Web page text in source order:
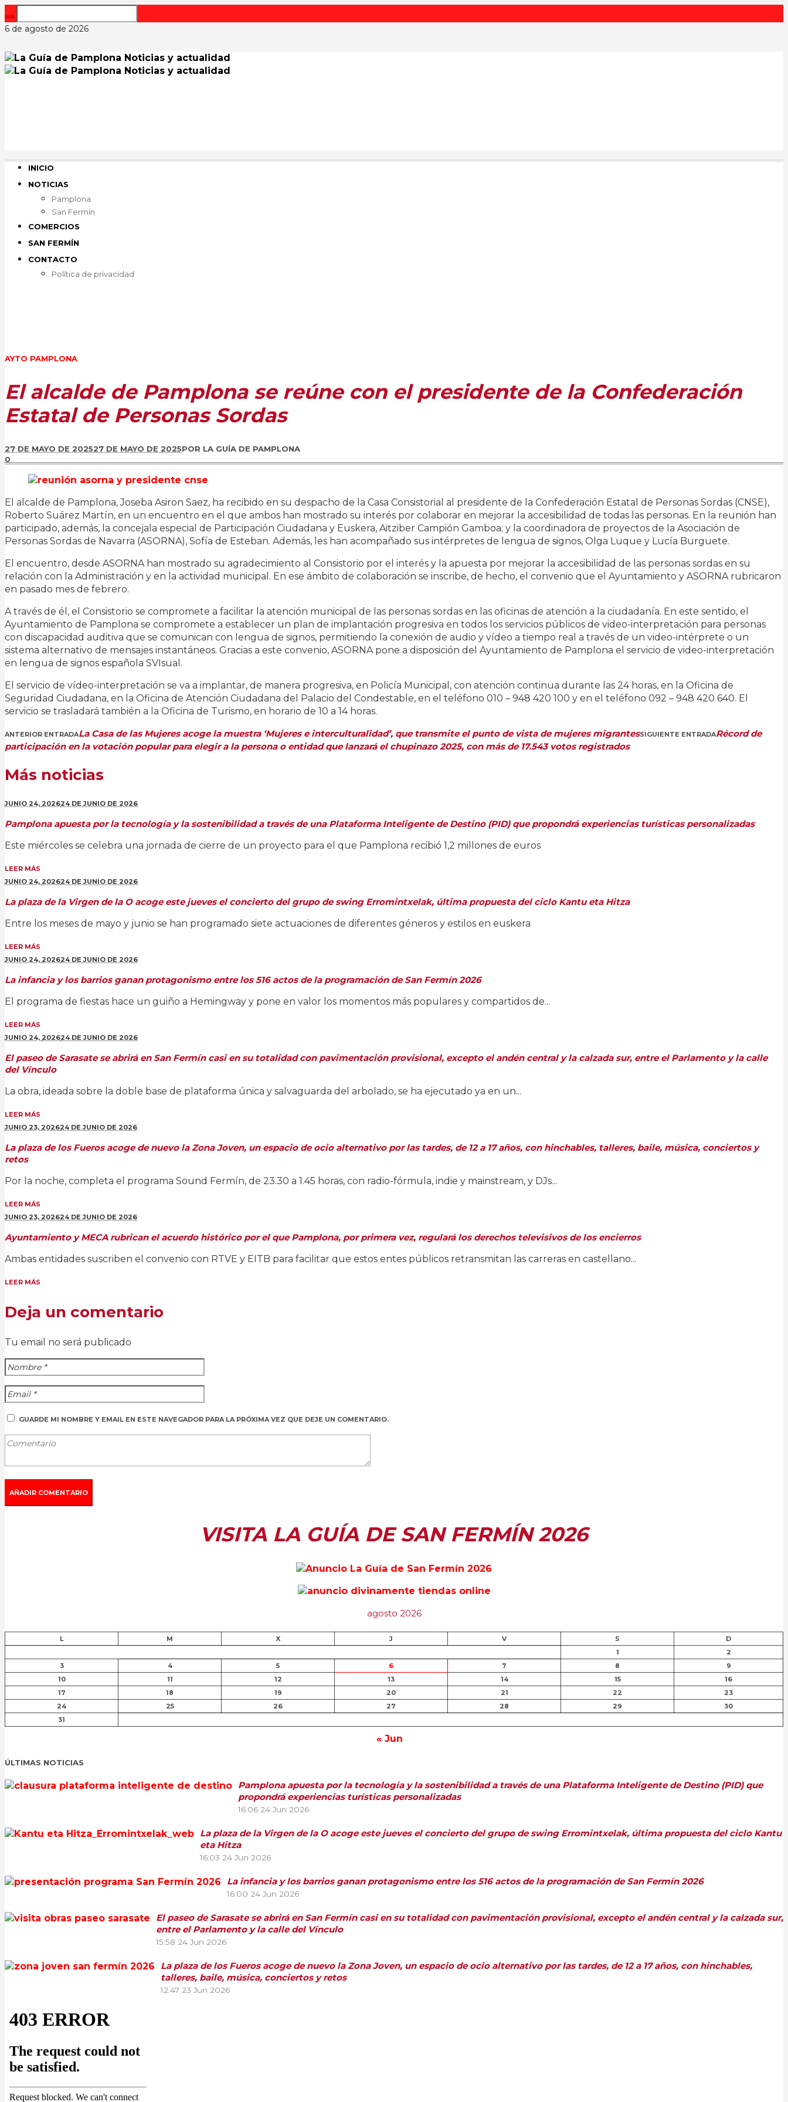
6 de agosto de 2026
INICIO
NOTICIAS
Pamplona
San Fermín
COMERCIOS
SAN FERMÍN
CONTACTO
Política de privacidad
AYTO PAMPLONA
El alcalde de Pamplona se reúne con el presidente de la Confederación
Estatal de Personas Sordas
27 DE MAYO DE 202527 DE MAYO DE 2025POR LA GUÍA DE PAMPLONA
0
El alcalde de Pamplona, Joseba Asiron Saez, ha recibido en su despacho de la Casa Consistorial al presidente de la Confederación Estatal de Personas Sordas (CNSE),
Roberto Suárez Martín, en un encuentro en el que ambos han mostrado su interés por colaborar en mejorar la accesibilidad de todas las personas. En la reunión han
participado, además, la concejala especial de Participación Ciudadana y Euskera, Aitziber Campión Gamboa; y la coordinadora de proyectos de la Asociación de
Personas Sordas de Navarra (ASORNA), Sofía de Esteban. Además, les han acompañado sus intérpretes de lengua de signos, Olga Luque y Lucía Burguete.
El encuentro, desde ASORNA han mostrado su agradecimiento al Consistorio por el interés y la apuesta por mejorar la accesibilidad de las personas sordas en su
relación con la Administración y en la actividad municipal. En ese ámbito de colaboración se inscribe, de hecho, el convenio que el Ayuntamiento y ASORNA rubricaron
en pasado mes de febrero.
A través de él, el Consistorio se compromete a facilitar la atención municipal de las personas sordas en las oficinas de atención a la ciudadanía. En este sentido, el
Ayuntamiento de Pamplona se compromete a establecer un plan de implantación progresiva en todos los servicios públicos de video-interpretación para personas
con discapacidad auditiva que se comunican con lengua de signos, permitiendo la conexión de audio y vídeo a tiempo real a través de un video-intérprete o un
sistema alternativo de mensajes instantáneos. Gracias a este convenio, ASORNA pone a disposición del Ayuntamiento de Pamplona el servicio de video-interpretación
en lengua de signos española SVIsual.
El servicio de vídeo-interpretación se va a implantar, de manera progresiva, en Policía Municipal, con atención continua durante las 24 horas, en la Oficina de
Seguridad Ciudadana, en la Oficina de Atención Ciudadana del Palacio del Condestable, en el teléfono 010 – 948 420 100 y en el teléfono 092 – 948 420 640. El
servicio se trasladará también a la Oficina de Turismo, en horario de 10 a 14 horas.
ANTERIOR ENTRADALa Casa de las Mujeres acoge la muestra ‘Mujeres e interculturalidad’, que transmite el punto de vista de mujeres migrantesSIGUIENTE ENTRADARécord de
participación en la votación popular para elegir a la persona o entidad que lanzará el chupinazo 2025, con más de 17.543 votos registrados
Más noticias
JUNIO 24, 202624 DE JUNIO DE 2026
Pamplona apuesta por la tecnología y la sostenibilidad a través de una Plataforma Inteligente de Destino (PID) que propondrá experiencias turísticas personalizadas
Este miércoles se celebra una jornada de cierre de un proyecto para el que Pamplona recibió 1,2 millones de euros
LEER MÁS
JUNIO 24, 202624 DE JUNIO DE 2026
La plaza de la Virgen de la O acoge este jueves el concierto del grupo de swing Erromintxelak, última propuesta del ciclo Kantu eta Hitza
Entre los meses de mayo y junio se han programado siete actuaciones de diferentes géneros y estilos en euskera
LEER MÁS
JUNIO 24, 202624 DE JUNIO DE 2026
La infancia y los barrios ganan protagonismo entre los 516 actos de la programación de San Fermín 2026
El programa de fiestas hace un guiño a Hemingway y pone en valor los momentos más populares y compartidos de...
LEER MÁS
JUNIO 24, 202624 DE JUNIO DE 2026
El paseo de Sarasate se abrirá en San Fermín casi en su totalidad con pavimentación provisional, excepto el andén central y la calzada sur, entre el Parlamento y la calle
del Vínculo
La obra, ideada sobre la doble base de plataforma única y salvaguarda del arbolado, se ha ejecutado ya en un...
LEER MÁS
JUNIO 23, 202624 DE JUNIO DE 2026
La plaza de los Fueros acoge de nuevo la Zona Joven, un espacio de ocio alternativo por las tardes, de 12 a 17 años, con hinchables, talleres, baile, música, conciertos y
retos
Por la noche, completa el programa Sound Fermín, de 23.30 a 1.45 horas, con radio-fórmula, indie y mainstream, y DJs...
LEER MÁS
JUNIO 23, 202624 DE JUNIO DE 2026
Ayuntamiento y MECA rubrican el acuerdo histórico por el que Pamplona, por primera vez, regulará los derechos televisivos de los encierros
Ambas entidades suscriben el convenio con RTVE y EITB para facilitar que estos entes públicos retransmitan las carreras en castellano...
LEER MÁS
Deja un comentario
Tu email no será publicado
GUARDE MI NOMBRE Y EMAIL EN ESTE NAVEGADOR PARA LA PRÓXIMA VEZ QUE DEJE UN COMENTARIO.
VISITA LA GUÍA DE SAN FERMÍN 2026
agosto 2026
L M X J V S
D
1
2
3
4 5 6 7 8
9
10
11 12 13 14 15
16
17
18 19 20 21 22
23
24
25 26 27 28 29
30
31
« Jun
ÚLTIMAS NOTICIAS
Pamplona apuesta por la tecnología y la sostenibilidad a través de una Plataforma Inteligente de Destino (PID) que
propondrá experiencias turísticas personalizadas
16:06 24 Jun 2026
La plaza de la Virgen de la O acoge este jueves el concierto del grupo de swing Erromintxelak, última propuesta del ciclo Kantu
eta Hitza
16:03 24 Jun 2026
La infancia y los barrios ganan protagonismo entre los 516 actos de la programación de San Fermín 2026
16:00 24 Jun 2026
El paseo de Sarasate se abrirá en San Fermín casi en su totalidad con pavimentación provisional, excepto el andén central y la calzada sur,
entre el Parlamento y la calle del Vínculo
15:58 24 Jun 2026
La plaza de los Fueros acoge de nuevo la Zona Joven, un espacio de ocio alternativo por las tardes, de 12 a 17 años, con hinchables,
talleres, baile, música, conciertos y retos
12:47 23 Jun 2026